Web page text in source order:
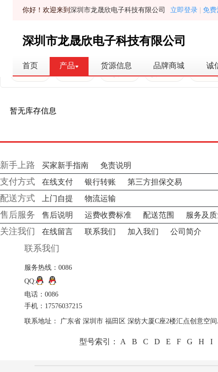
你好！欢迎来到 深圳市龙晟欣电子科技有限公司 立即登录 免费
深圳市龙晟欣电子科技有限公司
首页 产品 货源信息 品牌商城 诚
全部库存 现货认证 货源信息 原装现
暂无库存信息
新手上路 买家新手指南 免责说明
支付方式 在线支付 银行转账 第三方担保交易
配送方式 上门自提 物流运输
售后服务 售后说明 运费收费标准 配送范围 服务及
关注我们 在线留言 联系我们 加入我们 公司简介
联系我们
服务热线：0086
QQ:
电话：0086
手机：17576037215
联系地址： 广东省 深圳市 福田区 深纺大厦C座2楼汇点创意空间
型号索引： A B C D E F G H I